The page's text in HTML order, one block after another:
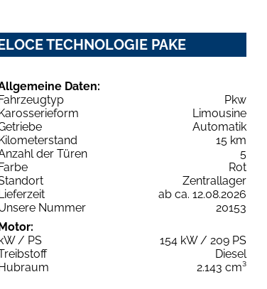
TECHNOLOGIE PAKE
Daten:
Fahrzeugtyp
Pkw
Karosserieform
Limousine
Automatik
Kilometerstand
15 km
der Türen
5
Farbe
Rot
Zentrallager
Lieferzeit
ab ca. 12.08.2026
Nummer
20153
Motor:
kW / PS
154 kW / 209 PS
Diesel
Hubraum
2.143 cm³